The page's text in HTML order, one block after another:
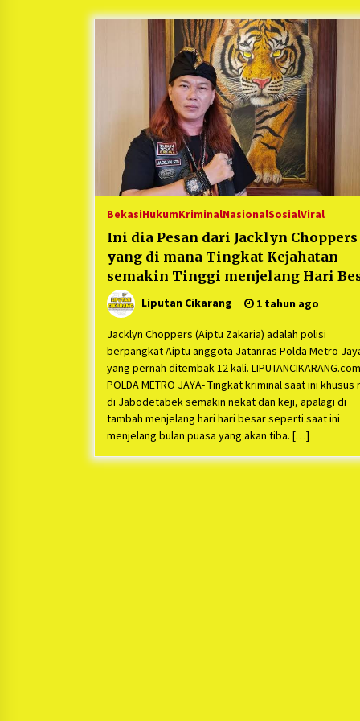
Berjalan Sukses
5 bulan ago
Kartini Penggerak Lingkungan dari
Sampah Bukit Berlian
1 tahun ago
Ucapan Terimakasih Ketua Umum
Jurpala Indonesia dan KOSMI
Indonesia Atas Respon Cepat Polres
Metro Bekasi dan Polsek Cikarang
Timur yang Tangkap Oknum Ormas
Terkait Pengusiran Pendirian
1 tahun ago
BekasiHukumKriminalNasionalSosialViral
Ini dia Pesan dari Jacklyn Choppers
yang di mana Tingkat Kejahatan
semakin Tinggi menjelang Hari
dan Cara Antisipasi diri
Liputan Cikarang 1 tahun ago
Jacklyn Choppers (Aiptu Zakaria) adalah polisi
berpangkat Aiptu anggota Jatanras Polda Metro
yang pernah ditembak 12 kali.
POLDA METRO JAYA- Tingkat kriminal saat ini khusus
di Jabodetabek semakin nekat dan keji, apalagi di
tambah menjelang hari hari besar seperti saat ini
menjelang bulan puasa yang akan tiba. […]